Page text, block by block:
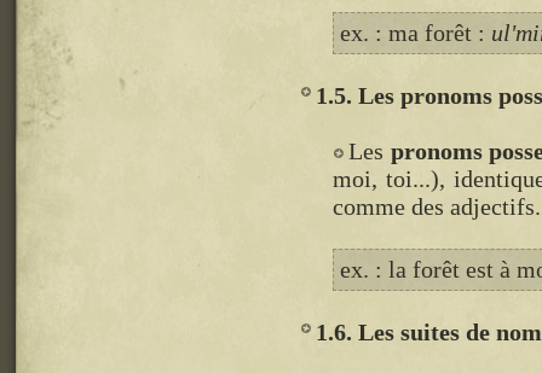
ex. : ma forêt :
1.5. Les pronoms
Les pronoms
moi, toi...),
comme des adjectifs.
ex. : la forêt est à
1.6. Les suites de